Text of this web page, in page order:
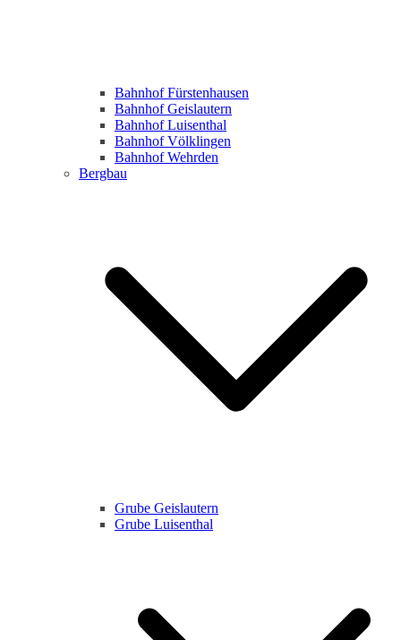
Bahnhof Fürstenhausen
Bahnhof Geislautern
Bahnhof Luisenthal
Bahnhof Völklingen
Bahnhof Wehrden
Bergbau
Grube Geislautern
Grube Luisenthal